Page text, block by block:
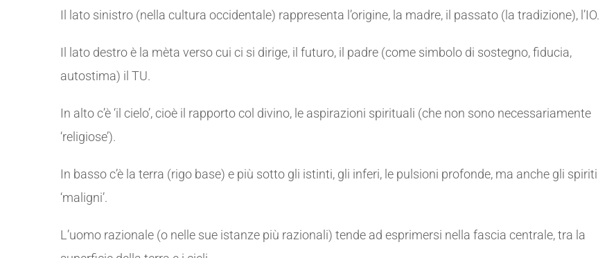
Il lato sinistro (nella cultura occidentale) rappresenta l’origine, la madre, il passato (la tradizione), l’IO.
Il lato destro è la mèta verso cui ci si dirige, il futuro, il padre (come simbolo di sostegno, fiducia,
autostima) il TU.
In alto c’è ‘il cielo’, cioè il rapporto col divino, le aspirazioni spirituali (che non sono necessariamente
‘religiose’).
In basso c’è la terra (rigo base) e più sotto gli istinti, gli inferi, le pulsioni profonde, ma anche gli spiriti
‘maligni’.
L’uomo razionale (o nelle sue istanze più razionali) tende ad esprimersi nella fascia centrale, tra la